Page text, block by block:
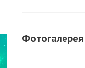
Фотогалерея